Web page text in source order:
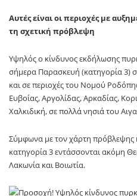
Αυτές είναι οι περιοχές με
τη σχετική πρόβλεψη
Υψηλός ο κίνδυνος εκδήλωσης
σήμερα Παρασκευή (κατηγορία 3)
και σε περιοχές του Νομού
Ευβοίας, Αργολίδας, Αρκαδίας,
Χαλκιδική, σε πολλά νησιά του
Σύμφωνα με τον χάρτη πρόβλεψης
κατηγορία 3 εντάσσονται ακόμη
Λακωνία και Βοιωτία.